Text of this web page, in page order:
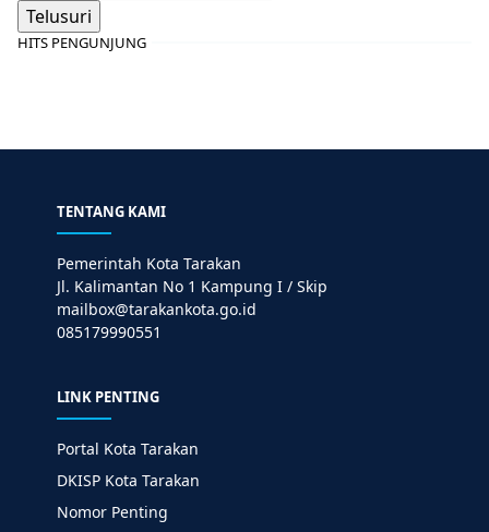
HITS PENGUNJUNG
TENTANG KAMI
Pemerintah Kota Tarakan
Jl. Kalimantan No 1 Kampung I / Skip
mailbox@tarakankota.go.id
085179990551
LINK PENTING
Portal Kota Tarakan
DKISP Kota Tarakan
Nomor Penting